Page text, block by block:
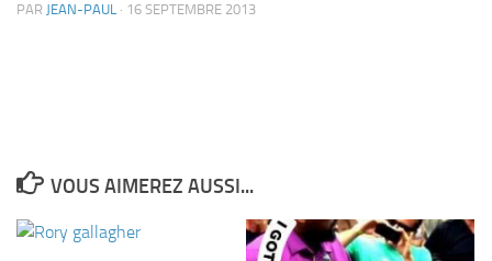
PAR JEAN-PAUL · 16 SEPTEMBRE 2013
VOUS AIMEREZ AUSSI...